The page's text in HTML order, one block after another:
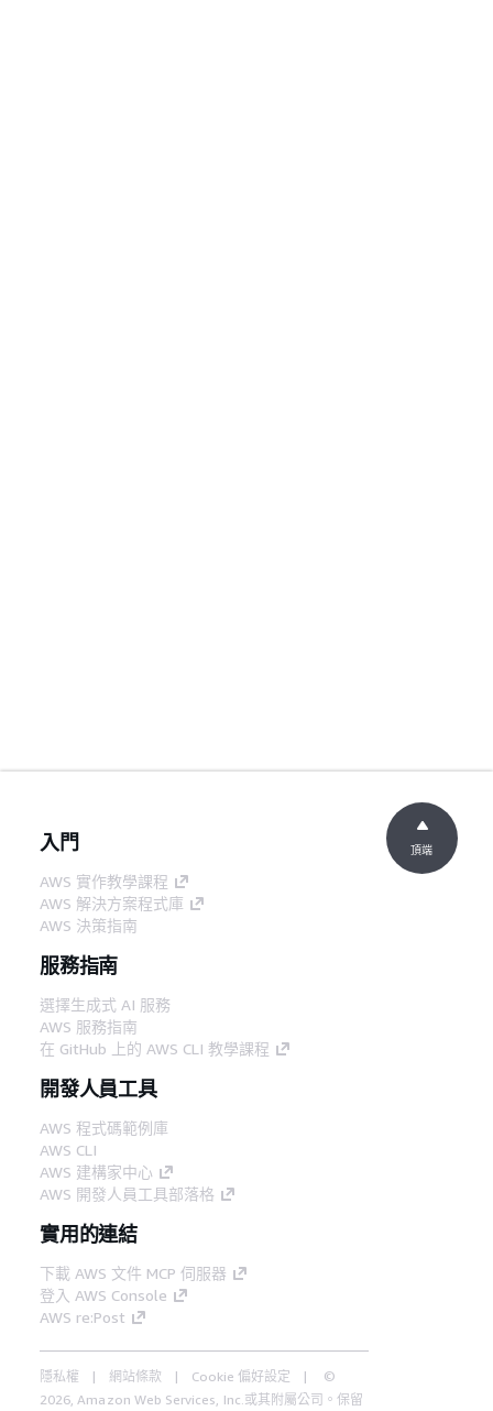
入門
AWS 實作教學課程
AWS 解決方案程式庫
AWS 決策指南
服務指南
選擇生成式 AI 服務
AWS 服務指南
在 GitHub 上的 AWS CLI 教學課程
開發人員工具
AWS 程式碼範例庫
AWS CLI
AWS 建構家中心
AWS 開發人員工具部落格
實用的連結
下載 AWS 文件 MCP 伺服器
登入 AWS Console
AWS re:Post
隱私權 網站條款 Cookie 偏好設定
©
2026, Amazon Web Services, Inc.或其附屬公司。保留
頂端